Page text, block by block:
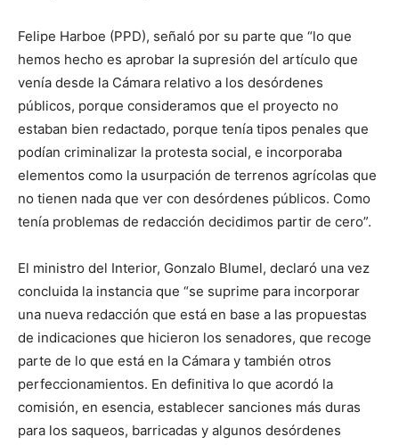
Felipe Harboe (PPD), señaló por su parte que “lo que
hemos hecho es aprobar la supresión del artículo que
venía desde la Cámara relativo a los desórdenes
públicos, porque consideramos que el proyecto no
estaban bien redactado, porque tenía tipos penales que
podían criminalizar la protesta social, e incorporaba
elementos como la usurpación de terrenos agrícolas que
no tienen nada que ver con desórdenes públicos. Como
tenía problemas de redacción decidimos partir de cero”.
El ministro del Interior, Gonzalo Blumel, declaró una vez
concluida la instancia que “se suprime para incorporar
una nueva redacción que está en base a las propuestas
de indicaciones que hicieron los senadores, que recoge
parte de lo que está en la Cámara y también otros
perfeccionamientos. En definitiva lo que acordó la
comisión, en esencia, establecer sanciones más duras
para los saqueos, barricadas y algunos desórdenes